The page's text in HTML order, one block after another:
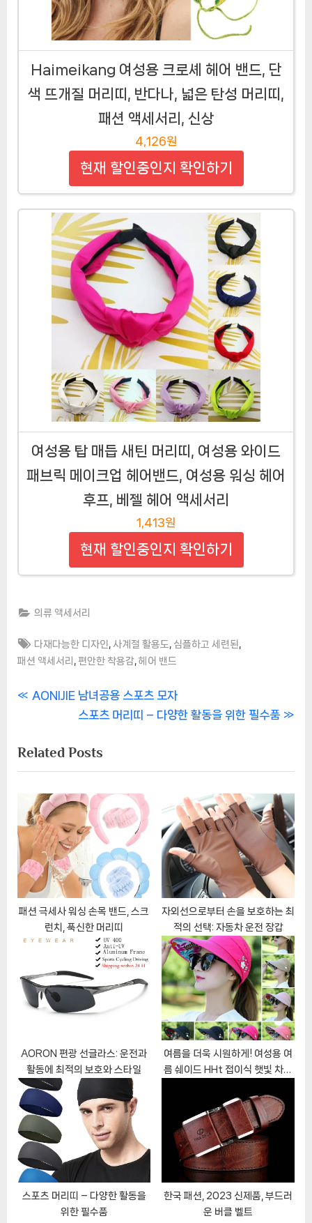
Haimeikang 여성용 크로셰 헤어 밴드, 단
색 뜨개질 머리띠, 반다나, 넓은 탄성 머리띠,
패션 액세서리, 신상
4,126원
현재 할인중인지 확인하기
여성용 탑 매듭 새틴 머리띠, 여성용 와이드
패브릭 메이크업 헤어밴드, 여성용 워싱 헤어
후프, 베젤 헤어 액세서리
1,413원
현재 할인중인지 확인하기
의류 액세서리
Tags:
다재다능한 디자인 사계절 활용도 심플하고 세련된
패션 액세서리 편안한 착용감 헤어 밴드
글
색
P
v
i
o
u
s
P
o
s
t
AONIJIE 남녀공용 스포츠 모자
N
x
t
P
o
s
스포츠 머리띠 – 다양한 활동을 위한 필수품
Related Posts
패션 극세사 워싱 손목 밴드, 스크
런치, 푹신한 머리띠
자외선으로부터 손을 보호하는 최
적의 선택: 자동차 운전 장갑
AORON 편광 선글라스: 운전과
활동에 최적의 보호와 스타일
여름을 더욱 시원하게! 여성용 여
름 쉐이드 HHt 접이식 햇빛 차단
스포츠 머리띠 – 다양한 활동을
위한 필수품
한국 패션, 2023 신제품, 부드러
운 버클 벨트